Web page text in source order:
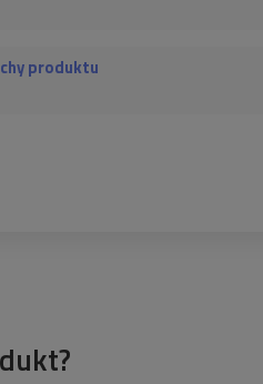
produktu